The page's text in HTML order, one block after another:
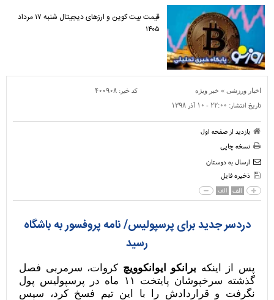
قیمت بیت کوین و ارز‌های دیجیتال شنبه ۱۷ مرداد
۱۴۰۵
اخبار ورزشی » خبر ویژه کد خبر: ۴۰۰۹۰۸
تاریخ انتشار: ۲۲:۰۰ - ۱۰ آذر ۱۳۹۸
بازدید از صفحه اول
نسخه چاپی
ارسال به دوستان
ذخیره فایل
الف الف
دردسر جدید برای پرسپولیس/ نامه پروفسور به باشگاه
رسید
پس از اینکه برانکو ایوانکوویچ کروات، سرمربی فصل
گذشته سرخپوشان پایتخت ۱۱ ماه در پرسپولیس پول
نگرفت و قراردادش را با این تیم فسخ کرد، سپس